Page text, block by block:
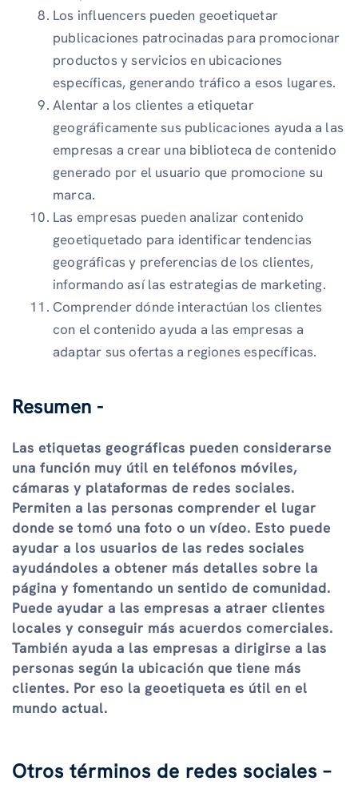
Los influencers pueden geoetiquetar
publicaciones patrocinadas para promocionar
productos y servicios en ubicaciones
específicas, generando tráfico a esos lugares.
Alentar a los clientes a etiquetar
geográficamente sus publicaciones ayuda a las
empresas a crear una biblioteca de contenido
generado por el usuario que promocione su
marca.
Las empresas pueden analizar contenido
geoetiquetado para identificar tendencias
geográficas y preferencias de los clientes,
informando así las estrategias de marketing.
Comprender dónde interactúan los clientes
con el contenido ayuda a las empresas a
adaptar sus ofertas a regiones específicas.
Resumen -
Las etiquetas geográficas pueden considerarse
una función muy útil en teléfonos móviles,
cámaras y plataformas de redes sociales.
Permiten a las personas comprender el lugar
donde se tomó una foto o un vídeo. Esto puede
ayudar a los usuarios de las redes sociales
ayudándoles a obtener más detalles sobre la
página y fomentando un sentido de comunidad.
Puede ayudar a las empresas a atraer clientes
locales y conseguir más acuerdos comerciales.
También ayuda a las empresas a dirigirse a las
personas según la ubicación que tiene más
clientes. Por eso la geoetiqueta es útil en el
mundo actual.
Otros términos de redes sociales –